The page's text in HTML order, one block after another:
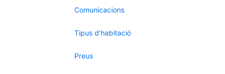
Comunicacions
Tipus d’habitació
Preus